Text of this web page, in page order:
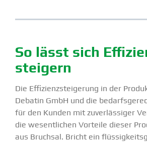
So lässt sich
steigern
Die Effizi­enz­stei­gerung in der
Debatin GmbH und die
für den Kunden mit zuver­läs­siger
die wesent­lichen Vorteile dieser
aus Bruchsal. Bricht ein